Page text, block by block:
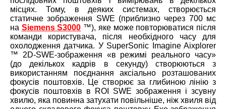
місцях. Тому, в деяких системах, створюється
статичне зображення SWE (приблизно через 700 мс
на Siemens S3000 ™), яке може повторюватися після
команди користувача, після необхідного часу для
охолодження датчика. У SuperSonic Imagine Aixplorer
™ 2D-SWE-зображення «в режимі реального часу»
(до декількох кадрів в секунду) створюються з
використанням поєднання аксіально розташованих
фокусів поштовхів. Це створює за глибиною лінію з
фокусів поштовхів в ROI SWE зображення і зсувну
хвилю, яка повинна затухати повільніше, ніж хвиля від